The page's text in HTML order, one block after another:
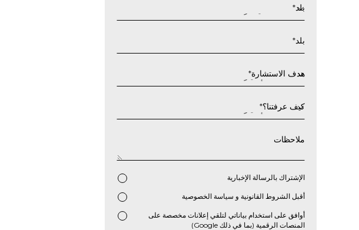
شرطة
مائلة
شرطة
سنة
بلد*
بلد*
هدف الاستشارة*
كيف عرفتنا؟*
ملاحظات
الإشتراك بالرسالة الإخبارية
*أقبل الشروط القانونية و سياسة الخصوصية
أوافق على استخدام بياناتي لتلقي إعلانات مخصصة على
المنصات الرقمية (بما في ذلك Google)